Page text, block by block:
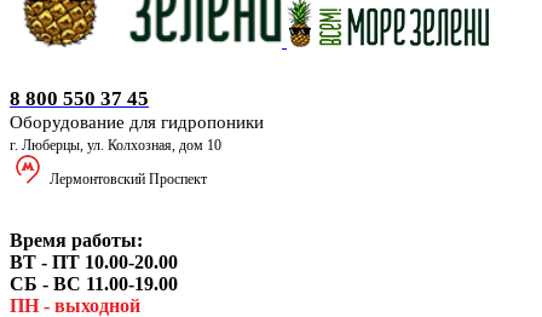
8 800 550 37 45
Оборудование для гидропоники
г. Люберцы, ул. Колхозная, дом 10
Лермонтовский Проспект
Время работы:
ВТ - ПТ 10.00-20.00
СБ - ВС 11.00-19.00
ПН - выходной